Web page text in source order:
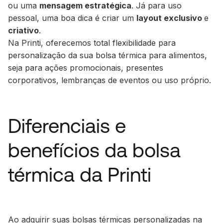
ou uma mensagem estratégica. Já para uso
pessoal, uma boa dica é criar um layout exclusivo e
criativo.
Na Printi, oferecemos total flexibilidade para
personalização da sua bolsa térmica para alimentos,
seja para ações promocionais, presentes
corporativos, lembranças de eventos ou uso próprio.
Diferenciais e
benefícios da bolsa
térmica da Printi
Ao adquirir suas bolsas térmicas personalizadas na